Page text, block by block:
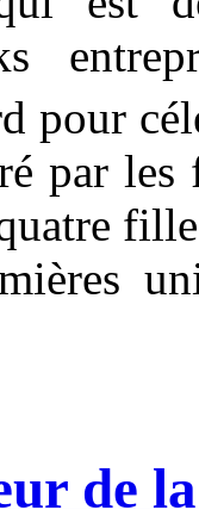
pour
par les
de